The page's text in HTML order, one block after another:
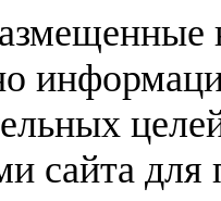
сайта